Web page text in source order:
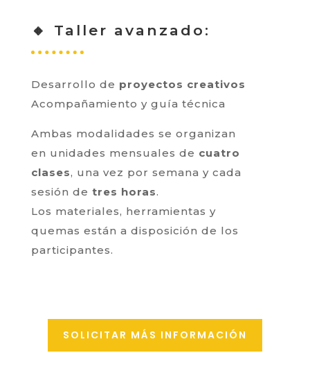
🔸 Taller avanzado:
Desarrollo de proyectos creativos
Acompañamiento y guía técnica
Ambas modalidades se organizan
en unidades mensuales de cuatro
clases, una vez por semana y cada
sesión de tres horas.
Los materiales, herramientas y
quemas están a disposición de los
participantes.
SOLICITAR MÁS INFORMACIÓN